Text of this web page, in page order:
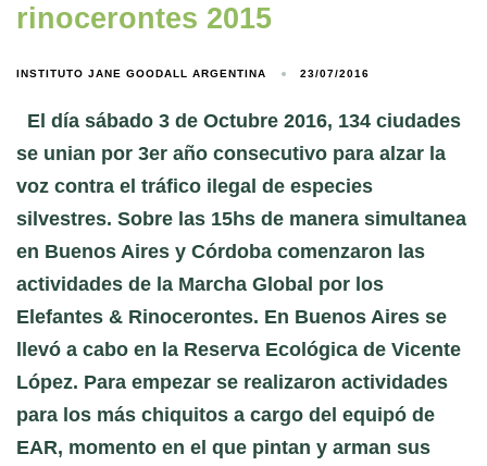
rinocerontes 2015
INSTITUTO JANE GOODALL ARGENTINA 23/07/2016
El día sábado 3 de Octubre 2016, 134 ciudades
se unian por 3er año consecutivo para alzar la
voz contra el tráfico ilegal de especies
silvestres. Sobre las 15hs de manera simultanea
en Buenos Aires y Córdoba comenzaron las
actividades de la Marcha Global por los
Elefantes & Rinocerontes. En Buenos Aires se
llevó a cabo en la Reserva Ecológica de Vicente
López. Para empezar se realizaron actividades
para los más chiquitos a cargo del equipó de
EAR, momento en el que pintan y arman sus